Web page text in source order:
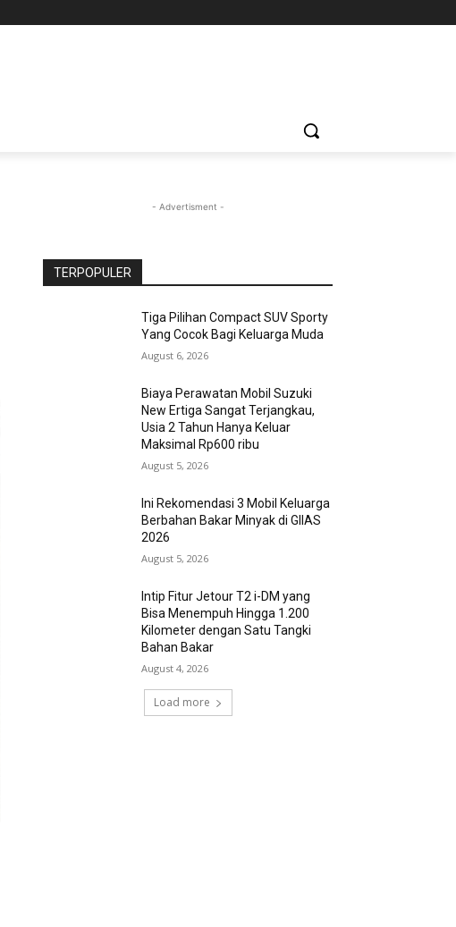
- Advertisment -
TERPOPULER
Tiga Pilihan Compact SUV Sporty
Yang Cocok Bagi Keluarga Muda
August 6, 2026
Biaya Perawatan Mobil Suzuki
New Ertiga Sangat Terjangkau,
Usia 2 Tahun Hanya Keluar
Maksimal Rp600 ribu
August 5, 2026
Ini Rekomendasi 3 Mobil Keluarga
Berbahan Bakar Minyak di GIIAS
2026
August 5, 2026
Intip Fitur Jetour T2 i-DM yang
Bisa Menempuh Hingga 1.200
Kilometer dengan Satu Tangki
Bahan Bakar
August 4, 2026
Load more